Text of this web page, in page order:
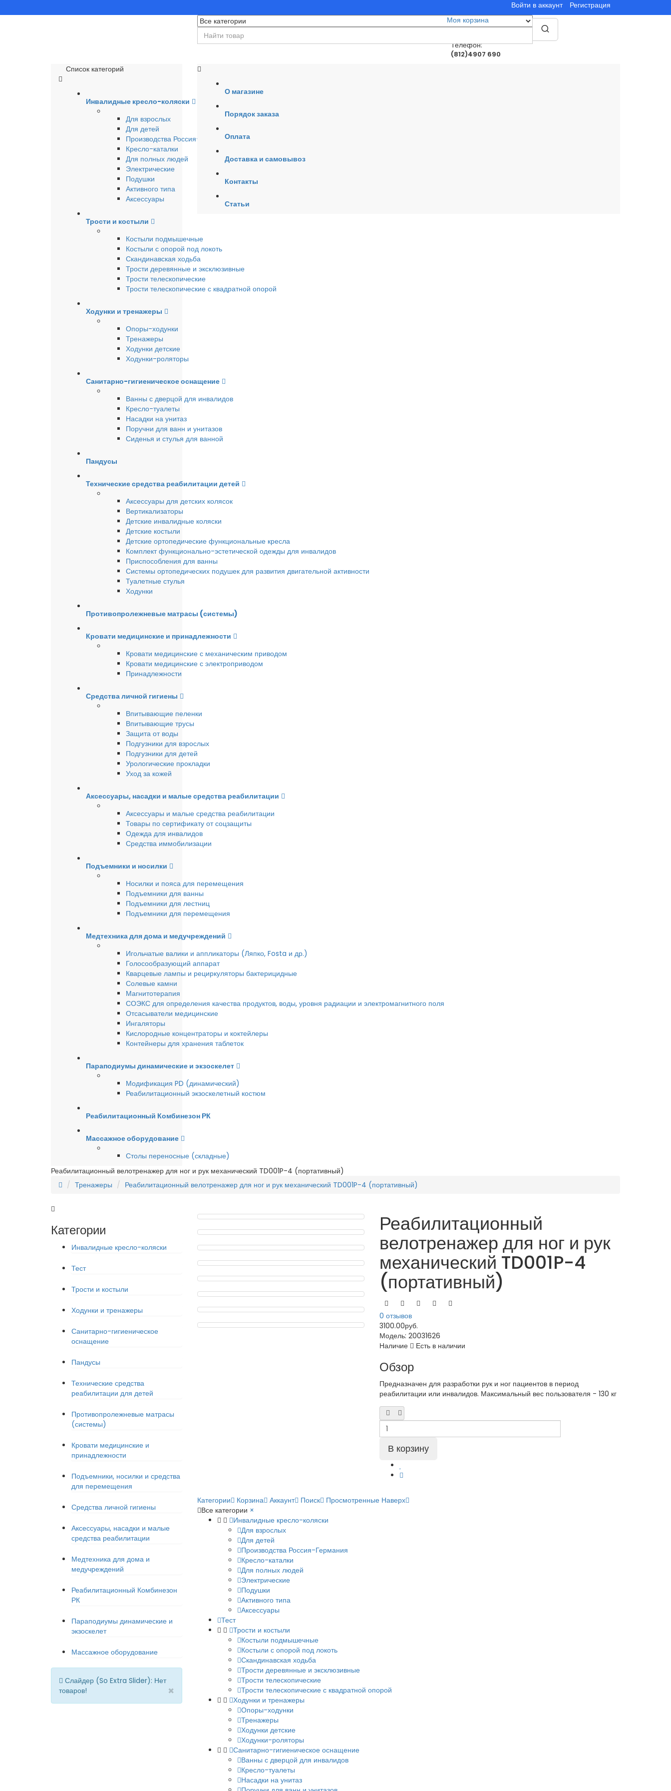
Войти в аккаунт
Регистрация
Моя корзина
Телефон:
(812)4907 690
Список категорий
Инвалидные кресло-коляски
Для взрослых
Для детей
Производства Россия-Германия
Кресло-каталки
Для полных людей
Электрические
Подушки
Активного типа
Аксессуары
Трости и костыли
Костыли подмышечные
Костыли с опорой под локоть
Скандинавская ходьба
Трости деревянные и эксклюзивные
Трости телескопические
Трости телескопические с квадратной опорой
Ходунки и тренажеры
Опоры-ходунки
Тренажеры
Ходунки детские
Ходунки-роляторы
Санитарно-гигиеническое оснащение
Ванны с дверцой для инвалидов
Кресло-туалеты
Насадки на унитаз
Поручни для ванн и унитазов
Сиденья и стулья для ванной
Пандусы
Технические средства реабилитации детей
Аксессуары для детских колясок
Вертикализаторы
Детские инвалидные коляски
Детские костыли
Детские ортопедические функциональные кресла
Комплект функционально-эстетической одежды для инвалидов
Приспособления для ванны
Системы ортопедических подушек для развития двигательной активности
Туалетные стулья
Ходунки
Противопролежневые матрасы (системы)
Кровати медицинские и принадлежности
Кровати медицинские с механическим приводом
Кровати медицинские с электроприводом
Принадлежности
Средства личной гигиены
Впитывающие пеленки
Впитывающие трусы
Защита от воды
Подгузники для взрослых
Подгузники для детей
Урологические прокладки
Уход за кожей
Аксессуары, насадки и малые средства реабилитации
Аксессуары и малые средства реабилитации
Товары по сертификату от соцзащиты
Одежда для инвалидов
Средства иммобилизации
Подъемники и носилки
Носилки и пояса для перемещения
Подъемники для ванны
Подъемники для лестниц
Подъемники для перемещения
Медтехника для дома и медучреждений
Игольчатые валики и аппликаторы (Ляпко, Fosta и др.)
Голосообразующий аппарат
Кварцевые лампы и рециркуляторы бактерицидные
Солевые камни
Магнитотерапия
СОЭКС для определения качества продуктов, воды, уровня радиации и электромагнитного поля
Отсасыватели медицинские
Ингаляторы
Кислородные концентраторы и коктейлеры
Контейнеры для хранения таблеток
Параподиумы динамические и экзоскелет
Модификация PD (динамический)
Реабилитационный экзоскелетный костюм
Реабилитационный Комбинезон РК
Массажное оборудование
Столы переносные (складные)
О магазине
Порядок заказа
Оплата
Доставка и самовывоз
Контакты
Статьи
Реабилитационный велотренажер для ног и рук механический TD001P-4 (портативный)
Тренажеры
Реабилитационный велотренажер для ног и рук механический TD001P-4 (портативный)
Категории
Инвалидные кресло-коляски
Тест
Трости и костыли
Ходунки и тренажеры
Санитарно-гигиеническое
оснащение
Пандусы
Технические средства
реабилитации для детей
Противопролежневые матрасы
(системы)
Кровати медицинские и
принадлежности
Подъемники, носилки и средства
для перемещения
Средства личной гигиены
Аксессуары, насадки и малые
средства реабилитации
Медтехника для дома и
медучреждений
Реабилитационный Комбинезон
РК
Параподиумы динамические и
экзоскелет
Массажное оборудование
Слайдер (So Extra Slider): Нет
товаров!
×
Реабилитационный
велотренажер для ног и рук
механический TD001P-4
(портативный)
0 отзывов
3100.00руб.
Модель:20031626
Наличие
Есть в наличии
Обзор
Предназначен для разработки рук и ног пациентов в период
реабилитации или инвалидов. Максимальный вес пользователя - 130 кг
Категории Корзина Аккаунт Поиск Просмотренные Наверх
Все категории ×
Инвалидные кресло-коляски
Для взрослых
Для детей
Производства Россия-Германия
Кресло-каталки
Для полных людей
Электрические
Подушки
Активного типа
Аксессуары
Тест
Трости и костыли
Костыли подмышечные
Костыли с опорой под локоть
Скандинавская ходьба
Трости деревянные и эксклюзивные
Трости телескопические
Трости телескопические с квадратной опорой
Ходунки и тренажеры
Опоры-ходунки
Тренажеры
Ходунки детские
Ходунки-роляторы
Санитарно-гигиеническое оснащение
Ванны с дверцой для инвалидов
Кресло-туалеты
Насадки на унитаз